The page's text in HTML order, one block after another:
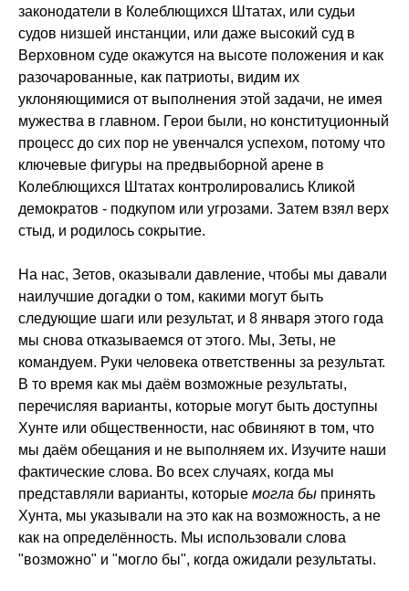
законодатели в Колеблющихся Штатах, или судьи
судов низшей инстанции, или даже высокий суд в
Верховном суде окажутся на высоте положения и как
разочарованные, как патриоты, видим их
уклоняющимися от выполнения этой задачи, не имея
мужества в главном. Герои были, но конституционный
процесс до сих пор не увенчался успехом, потому что
ключевые фигуры на предвыборной арене в
Колеблющихся Штатах контролировались Кликой
демократов - подкупом или угрозами. Затем взял верх
стыд, и родилось сокрытие.
На нас, Зетов, оказывали давление, чтобы мы давали
наилучшие догадки о том, какими могут быть
следующие шаги или результат, и 8 января этого года
мы снова отказываемся от этого. Мы, Зеты, не
командуем. Руки человека ответственны за результат.
В то время как мы даём возможные результаты,
перечисляя варианты, которые могут быть доступны
Хунте или общественности, нас обвиняют в том, что
мы даём обещания и не выполняем их. Изучите наши
фактические слова. Во всех случаях, когда мы
представляли варианты, которые могла бы принять
Хунта, мы указывали на это как на возможность, а не
как на определённость. Мы использовали слова
"возможно" и "могло бы", когда ожидали результаты.